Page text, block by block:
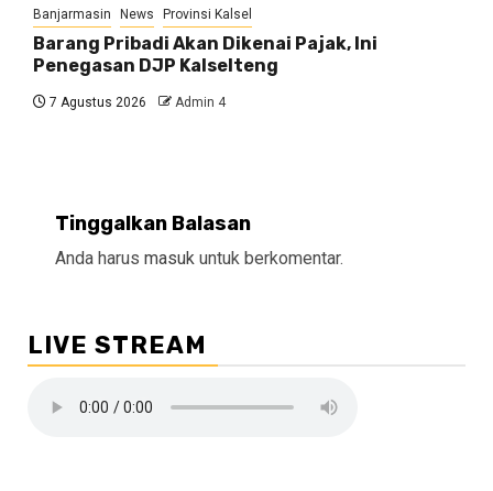
Banjarmasin News Provinsi Kalsel
Barang Pribadi Akan Dikenai Pajak, Ini
Penegasan DJP Kalselteng
7 Agustus 2026 Admin 4
Tinggalkan Balasan
Anda harus masuk untuk berkomentar.
LIVE STREAM